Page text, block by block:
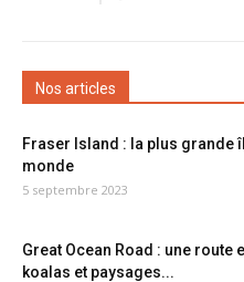
Nos articles
Fraser Island : la plus grande
monde
5 septembre 2023
Great Ocean Road : une route
koalas et paysages...